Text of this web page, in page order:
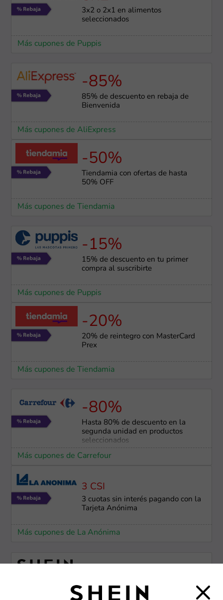
3x2 o 2x1 en alimentos
seleccionados
Más cupones de Puppis
-85%
85% de descuento en rebaja de
Bienvenida
Más cupones de AliExpress
-50%
Tiendamia con ofertas de hasta
50% OFF
Más cupones de Tiendamia
-15%
15% de descuento en tu primer
compra al suscribirte
Más cupones de Puppis
-20%
20% de reintegro con MasterCard
Prex
Más cupones de Tiendamia
-80%
Hasta 80% de descuento en la
segunda unidad en productos
seleccionados
Más cupones de Carrefour
3 CSI
3 cuotas sin interés pagando con la
Tarjeta Anónima
Más cupones de La Anónima
Hasta 73% de descuento en super
ofertas